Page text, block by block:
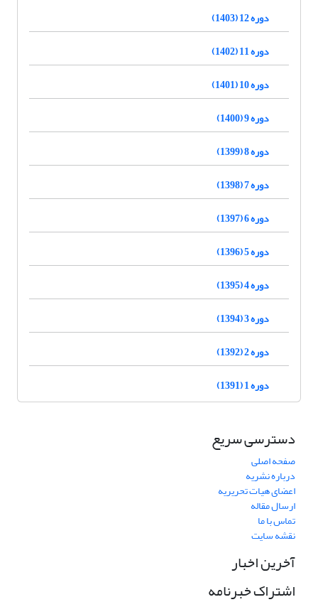
دوره 12 (1403)
دوره 11 (1402)
دوره 10 (1401)
دوره 9 (1400)
دوره 8 (1399)
دوره 7 (1398)
دوره 6 (1397)
دوره 5 (1396)
دوره 4 (1395)
دوره 3 (1394)
دوره 2 (1392)
دوره 1 (1391)
دسترسی سریع
صفحه اصلی
درباره نشریه
اعضای هیات تحریریه
ارسال مقاله
تماس با ما
نقشه سایت
آخرین اخبار
اشتراک خبرنامه